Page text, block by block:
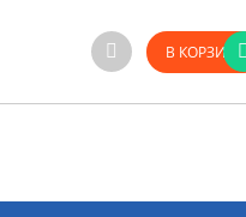
В КОРЗИНУ